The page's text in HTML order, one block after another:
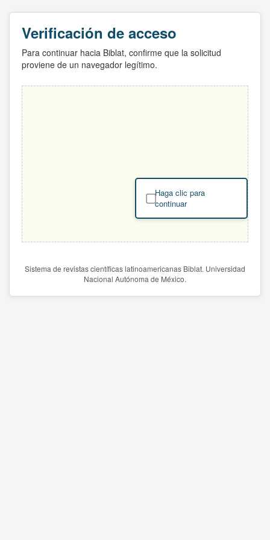
Verificación de acceso
Para continuar hacia Biblat, confirme que la solicitud
proviene de un navegador legítimo.
Haga clic para
continuar
Sistema de revistas científicas latinoamericanas Biblat. Universidad
Nacional Autónoma de México.